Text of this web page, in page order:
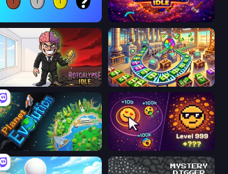
Planet Destroy Idle
Rotcalypse: Idle Incremental Money Factory: Tycoon Idle Game
Planet Evolution: Idle Clicker Dominate All Shapes